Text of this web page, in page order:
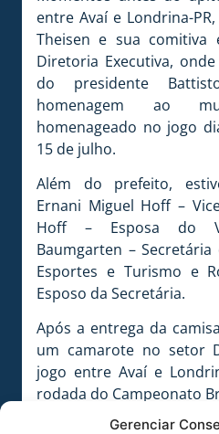
Gerenciar
entre Avaí e Londrina-
Theisen e sua comitiva
Diretoria Executiva,
do presidente
homenagem ao
homenageado no jogo
15 de julho.
Além do prefeito,
Ernani Miguel Hoff –
Hoff – Esposa do
Baumgarten – Secretária
Esportes e Turismo e
Esposo da Secretária.
Após a entrega da
um camarote no setor
jogo entre Avaí e
rodada do Campeonato